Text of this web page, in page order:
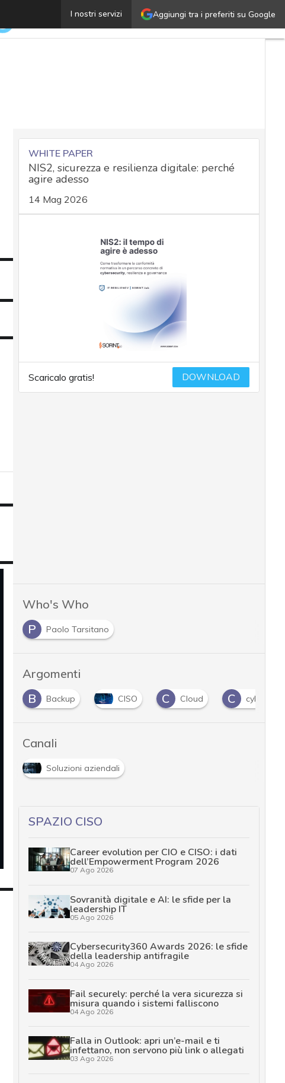
Aggiungi tra i preferiti su Google
I nostri servizi
Incident management: automatizzare la notifica entro
WHITE PAPER
NIS2, sicurezza e resilienza digitale: perché
agire adesso
14 Mag 2026
Scaricalo gratis! DOWNLOAD
Who's Who
P
Paolo Tarsitano
Argomenti
B Backup CISO C Cloud C cyber risk
Canali
Soluzioni aziendali
SPAZIO CISO
Career evolution per CIO e CISO: i dati
dell’Empowerment Program 2026
07 Ago 2026
Sovranità digitale e AI: le sfide per la
leadership IT
05 Ago 2026
Cybersecurity360 Awards 2026: le sfide
della leadership antifragile
04 Ago 2026
Fail securely: perché la vera sicurezza si
misura quando i sistemi falliscono
04 Ago 2026
Falla in Outlook: apri un’e-mail e ti
infettano, non servono più link o allegati
03 Ago 2026